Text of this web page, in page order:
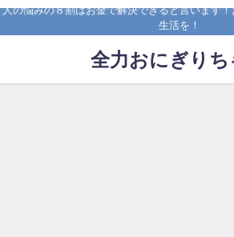
人の悩みの８割はお金で解決できると言います
生活を！
全力おにぎりち